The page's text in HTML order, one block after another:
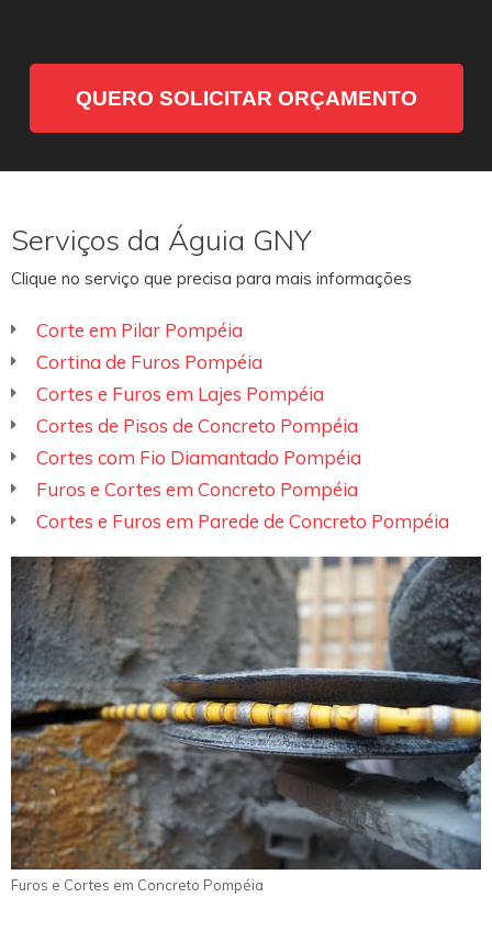
QUERO SOLICITAR ORÇAMENTO
Serviços da Águia GNY
Clique no serviço que precisa para mais informações
Corte em Pilar Pompéia
Cortina de Furos Pompéia
Cortes e Furos em Lajes Pompéia
Cortes de Pisos de Concreto Pompéia
Cortes com Fio Diamantado Pompéia
Furos e Cortes em Concreto Pompéia
Cortes e Furos em Parede de Concreto Pompéia
Furos e Cortes em Concreto Pompéia